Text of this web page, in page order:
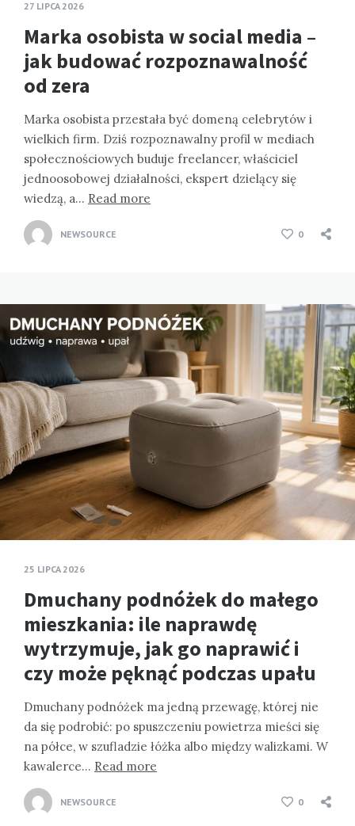
27 LIPCA 2026
Marka osobista w social media –
jak budować rozpoznawalność
od zera
Marka osobista przestała być domeną celebrytów i
wielkich firm. Dziś rozpoznawalny profil w mediach
społecznościowych buduje freelancer, właściciel
jednoosobowej działalności, ekspert dzielący się
wiedzą, a… Read more
NEWSOURCE 0
25 LIPCA 2026
Dmuchany podnóżek do małego
mieszkania: ile naprawdę
wytrzymuje, jak go naprawić i
czy może pęknąć podczas upału
Dmuchany podnóżek ma jedną przewagę, której nie
da się podrobić: po spuszczeniu powietrza mieści się
na półce, w szufladzie łóżka albo między walizkami. W
kawalerce… Read more
NEWSOURCE 0